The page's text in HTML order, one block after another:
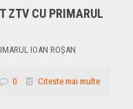
ZTV CU PRIMARUL
IOAN ROŞAN
0 Citeste mai multe